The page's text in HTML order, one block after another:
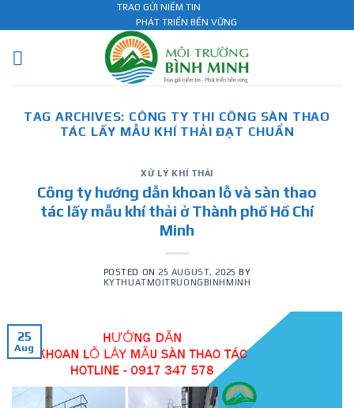
to
content
TRAO GỬI NIỀM TIN
PHÁT TRIỂN BỀN VỮNG
TAG ARCHIVES: CÔNG TY THI CÔNG SÀN THAO
TÁC LẤY MẪU KHÍ THẢI ĐẠT CHUẨN
XỬ LÝ KHÍ THẢI
Công ty hướng dẫn khoan lỗ và sàn thao
tác lấy mẫu khí thải ở Thành phố Hồ Chí
Minh
POSTED ON 25 AUGUST, 2025 BY
KYTHUATMOITRUONGBINHMINH
25
Aug